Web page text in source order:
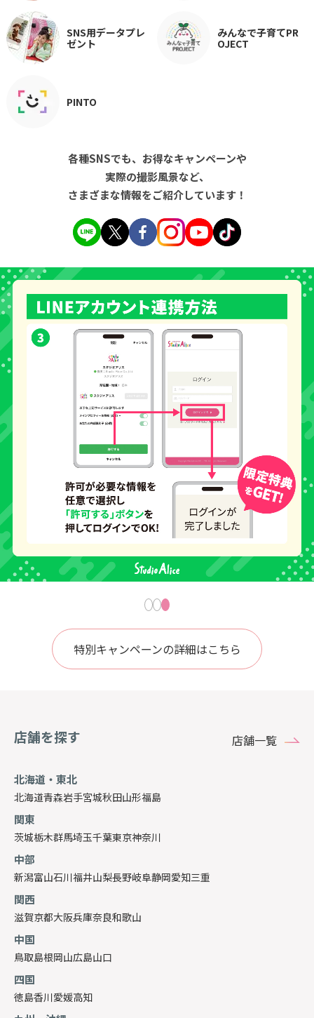
SNS用データプレ
ゼント
みんなで子育てPR
OJECT
PINTO
各種SNSでも、お得なキャンペーンや
実際の撮影風景など、
さまざまな情報をご紹介しています！
特別キャンペーンの詳細はこちら
店舗を探す 店舗一覧
北海道・東北
北海道青森岩手宮城秋田山形福島
関東
茨城栃木群馬埼玉千葉東京神奈川
中部
新潟富山石川福井山梨長野岐阜静岡愛知三重
関西
滋賀京都大阪兵庫奈良和歌山
中国
鳥取島根岡山広島山口
四国
徳島香川愛媛高知